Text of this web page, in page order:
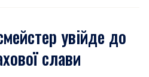
увійде до
слави